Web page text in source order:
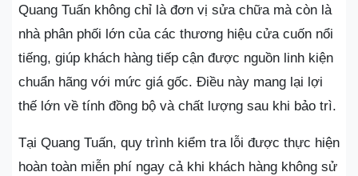
Quang Tuấn không chỉ là đơn vị sửa chữa mà còn là
nhà phân phối lớn của các thương hiệu cửa cuốn nổi
tiếng, giúp khách hàng tiếp cận được nguồn linh kiện
chuẩn hãng với mức giá gốc. Điều này mang lại lợi
thế lớn về tính đồng bộ và chất lượng sau khi bảo trì.
Tại Quang Tuấn, quy trình kiểm tra lỗi được thực hiện
hoàn toàn miễn phí ngay cả khi khách hàng không sử